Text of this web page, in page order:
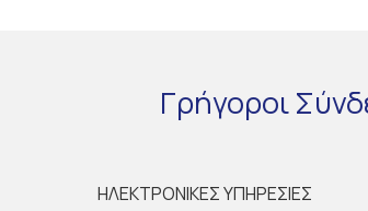
Γρήγοροι
ΗΛΕΚΤΡΟΝΙΚΕΣ ΥΠΗΡΕΣΙΕΣ